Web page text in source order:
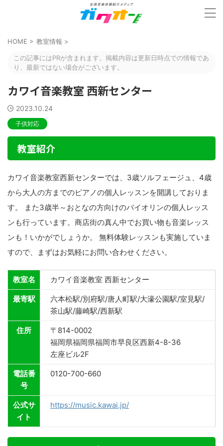
HOME > 教室情報 >
この記事にはPRが含まれます。掲載内容は更新日時点での情報であ
り、最新ではない場合がございます。
カワイ音楽教室 西新センター
2023.10.24
子供対応
教室紹介
カワイ音楽教室西新センターでは、3歳ソルフェージュ、4歳
から大人の方までのピアノの個人レッスンを開講しておりま
す。 また3歳半～おとなの方向けのバイオリンの個人レッス
ンも行っています。商店街の真ん中でお買い物も音楽レッス
ンも！いかがでしょうか。 無料体験レッスンも実施していま
すので、まずはお気軽にお問い合わせください。
教室名 カワイ音楽教室 西新センター
最寄駅
六本松駅/別府駅/唐人町駅/大濠公園駅/室見駅/
茶山駅/藤崎駅/西新駅
住所
〒814-0002
福岡県福岡県福岡市早良区西新4-8-36
左座ビル2F
電話番
号
0120-700-660
公式サ
イト
https://music.kawai.jp/